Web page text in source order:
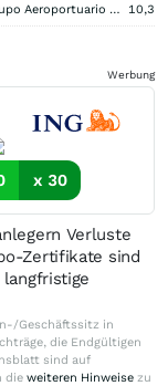
Grupo Aeroportuario del Centro Norte SAB de CV (B) (B) 10,3
Werbung
x 30
Verluste
Zertifikate sind
Geschäftssitz in
die Endgültigen
sind auf
die weiteren Hinweise zu